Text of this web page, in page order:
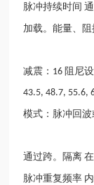
脉冲持续时间
加载。能量、阻
减震： 16 阻尼设
43.5, 48.7, 55.6,
模式：脉冲回波
通过跨。隔离 在
脉冲重复频率